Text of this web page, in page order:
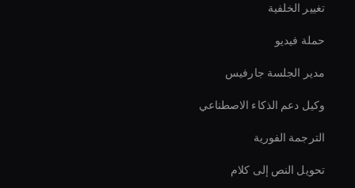
تغيير الخلفية
حملة فيديو
مدير الجلسة جارفيس
وكيل دعم الذكاء الاصطناعي
الترجمة الفورية
تحويل النص إلى كلام